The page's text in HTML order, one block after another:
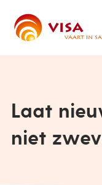
main
Laat
niet